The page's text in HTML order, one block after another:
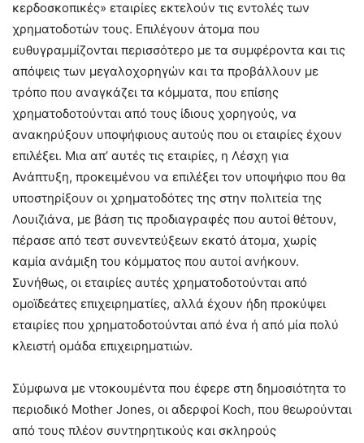
κερδοσκοπικές» εταιρίες εκτελούν τις εντολές των
χρηματοδοτών τους. Επιλέγουν άτομα που
ευθυγραμμίζονται περισσότερο με τα συμφέροντα και τις
απόψεις των μεγαλοχορηγών και τα προβάλλουν με
τρόπο που αναγκάζει τα κόμματα, που επίσης
χρηματοδοτούνται από τους ίδιους χορηγούς, να
ανακηρύξουν υποψήφιους αυτούς που οι εταιρίες έχουν
επιλέξει. Μια απ’ αυτές τις εταιρίες, η Λέσχη για
Ανάπτυξη, προκειμένου να επιλέξει τον υποψήφιο που θα
υποστηρίξουν οι χρηματοδότες της στην πολιτεία της
Λουιζιάνα, με βάση τις προδιαγραφές που αυτοί θέτουν,
πέρασε από τεστ συνεντεύξεων εκατό άτομα, χωρίς
καμία ανάμιξη του κόμματος που αυτοί ανήκουν.
Συνήθως, οι εταιρίες αυτές χρηματοδοτούνται από
ομοϊδεάτες επιχειρηματίες, αλλά έχουν ήδη προκύψει
εταιρίες που χρηματοδοτούνται από ένα ή από μία πολύ
κλειστή ομάδα επιχειρηματιών.
Σύμφωνα με ντοκουμέντα που έφερε στη δημoσιότητα το
περιοδικό Mother Jones, οι αδερφοί Koch, που θεωρούνται
από τους πλέον συντηρητικούς και σκληρούς